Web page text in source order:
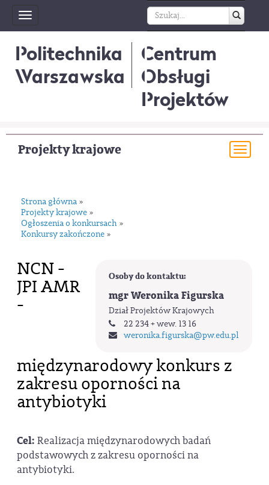
Toggle
navigation
Politechnika
Warszawska
Centrum
Obsługi
Projektów
Projekty krajowe
Strona główna »
Projekty krajowe »
Ogłoszenia o konkursach »
Konkursy zakończone »
Osoby do kontaktu:
mgr Weronika Figurska
Dział Projektów Krajowych
22 234 + wew. 13 16
weronika.figurska@pw.edu.pl
NCN -
JPI AMR
-
międzynarodowy konkurs z
zakresu oporności na
antybiotyki
Cel: Realizacja międzynarodowych badań
podstawowych z zakresu oporności na
antybiotyki.